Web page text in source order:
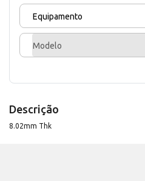
Equipamento
Modelo
Descrição
8.02mm Thk